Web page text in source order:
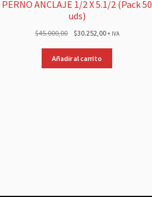
PERNO ANCLAJE 1/2 X 5.1/2 (Pack 50
uds)
$45.000,00
original
era:
$30.252,00El
es:
+ IVA
Añadir al carrito